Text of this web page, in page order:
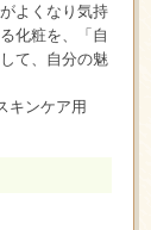
よくなり気持
化粧を、「自
て、自分の魅
キンケア用